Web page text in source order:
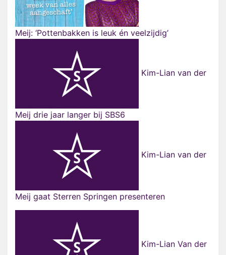
Meij: ‘Pottenbakken is leuk én veelzijdig’
Kim-Lian van der
Meij drie jaar langer bij SBS6
Kim-Lian van der
Meij gaat Sterren Springen presenteren
Kim-Lian Van der